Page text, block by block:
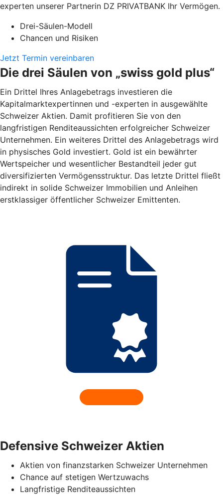
experten unserer Partnerin DZ PRIVATBANK Ihr Vermögen.
Drei-Säulen-Modell
Chancen und Risiken
Jetzt Termin vereinbaren
Die drei Säulen von „swiss gold plus“
Ein Drittel Ihres Anlagebetrags investieren die
Kapitalmarktexpertinnen und -experten in ausgewählte
Schweizer Aktien. Damit profitieren Sie von den
langfristigen Renditeaussichten erfolgreicher Schweizer
Unternehmen. Ein weiteres Drittel des Anlagebetrags wird
in physisches Gold investiert. Gold ist ein bewährter
Wertspeicher und wesentlicher Bestandteil jeder gut
diversifizierten Vermögensstruktur. Das letzte Drittel fließt
indirekt in solide Schweizer Immobilien und Anleihen
erstklassiger öffentlicher Schweizer Emittenten.
Defensive Schweizer Aktien
Aktien von finanzstarken Schweizer Unternehmen
Chance auf stetigen Wertzuwachs
Langfristige Renditeaussichten